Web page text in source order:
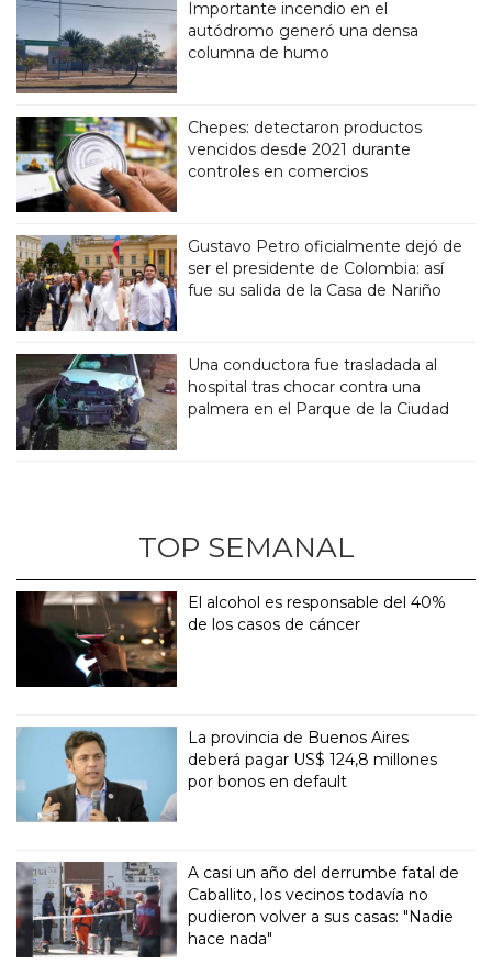
Importante incendio en el
autódromo generó una densa
columna de humo
Chepes: detectaron productos
vencidos desde 2021 durante
controles en comercios
Gustavo Petro oficialmente dejó de
ser el presidente de Colombia: así
fue su salida de la Casa de Nariño
Una conductora fue trasladada al
hospital tras chocar contra una
palmera en el Parque de la Ciudad
TOP SEMANAL
El alcohol es responsable del 40%
de los casos de cáncer
La provincia de Buenos Aires
deberá pagar US$ 124,8 millones
por bonos en default
A casi un año del derrumbe fatal de
Caballito, los vecinos todavía no
pudieron volver a sus casas: "Nadie
hace nada"